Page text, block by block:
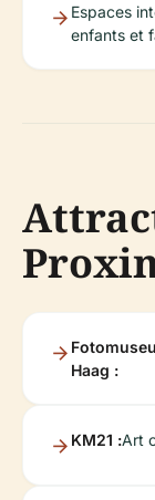
Espaces
enfants et
Haag :
KM21 :Art